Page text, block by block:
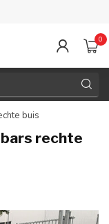
0
buis
rechte